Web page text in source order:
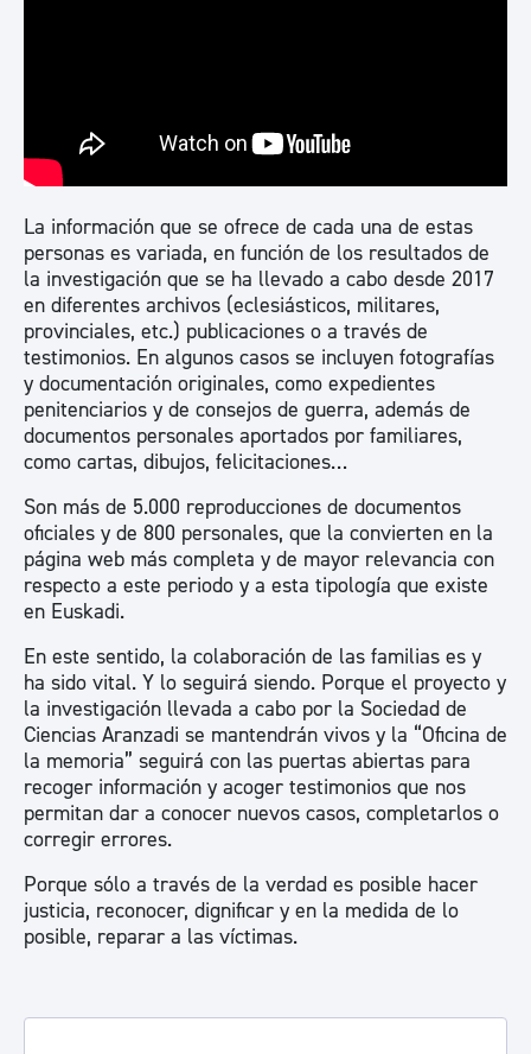
La información que se ofrece de cada una de estas
personas es variada, en función de los resultados de
la investigación que se ha llevado a cabo desde 2017
en diferentes archivos (eclesiásticos, militares,
provinciales, etc.) publicaciones o a través de
testimonios. En algunos casos se incluyen fotografías
y documentación originales, como expedientes
penitenciarios y de consejos de guerra, además de
documentos personales aportados por familiares,
como cartas, dibujos, felicitaciones…
Son más de 5.000 reproducciones de documentos
oficiales y de 800 personales, que la convierten en la
página web más completa y de mayor relevancia con
respecto a este periodo y a esta tipología que existe
en Euskadi.
En este sentido, la colaboración de las familias es y
ha sido vital. Y lo seguirá siendo. Porque el proyecto y
la investigación llevada a cabo por la Sociedad de
Ciencias Aranzadi se mantendrán vivos y la “Oficina de
la memoria” seguirá con las puertas abiertas para
recoger información y acoger testimonios que nos
permitan dar a conocer nuevos casos, completarlos o
corregir errores.
Porque sólo a través de la verdad es posible hacer
justicia, reconocer, dignificar y en la medida de lo
posible, reparar a las víctimas.